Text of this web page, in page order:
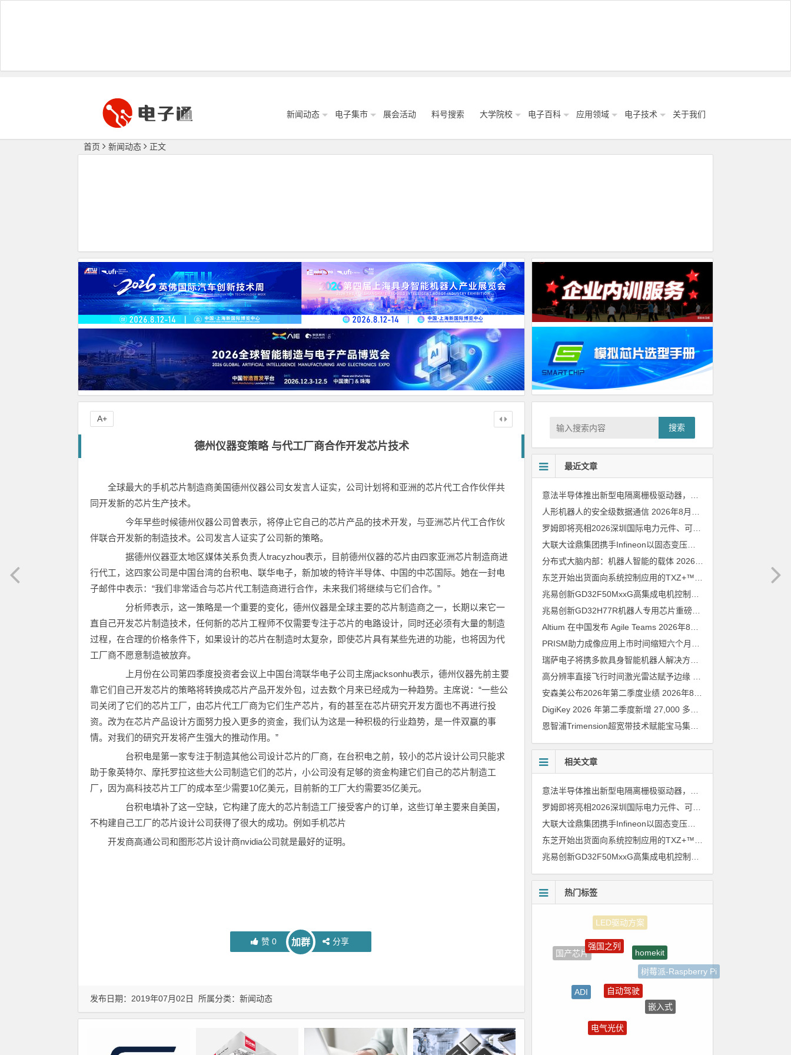
新闻动态 电子集市 展会活动 料号搜索 大学院校 电子百科 应用领域 电子技术 关于我们
首页 新闻动态 正文
德州仪器变策略 与代工厂商合作开发芯片技术
全球最大的手机芯片制造商美国德州仪器公司女发言人证实，公司计划将和亚洲的芯片代工合作伙伴共
同开发新的芯片生产技术。
今年早些时候德州仪器公司曾表示，将停止它自己的芯片产品的技术开发，与亚洲芯片代工合作伙
伴联合开发新的制造技术。公司发言人证实了公司新的策略。
据德州仪器亚太地区媒体关系负责人tracyzhou表示，目前德州仪器的芯片由四家亚洲芯片制造商进
行代工，这四家公司是中国台湾的台积电、联华电子，新加坡的特许半导体、中国的中芯国际。她在一封电
子邮件中表示：“我们非常适合与芯片代工制造商进行合作，未来我们将继续与它们合作。”
分析师表示，这一策略是一个重要的变化，德州仪器是全球主要的芯片制造商之一，长期以来它一
直自己开发芯片制造技术，任何新的芯片工程师不仅需要专注于芯片的电路设计，同时还必须有大量的制造
过程，在合理的价格条件下，如果设计的芯片在制造时太复杂，即使芯片具有某些先进的功能，也将因为代
工厂商不愿意制造被放弃。
上月份在公司第四季度投资者会议上中国台湾联华电子公司主席jacksonhu表示，德州仪器先前主要
靠它们自己开发芯片的策略将转换成芯片产品开发外包，过去数个月来已经成为一种趋势。主席说：“一些公
司关闭了它们的芯片工厂，由芯片代工厂商为它们生产芯片，有的甚至在芯片研究开发方面也不再进行投
资。改为在芯片产品设计方面努力投入更多的资金，我们认为这是一种积极的行业趋势，是一件双赢的事
情。对我们的研究开发将产生强大的推动作用。”
台积电是第一家专注于制造其他公司设计芯片的厂商，在台积电之前，较小的芯片设计公司只能求
助于象英特尔、摩托罗拉这些大公司制造它们的芯片，小公司没有足够的资金构建它们自己的芯片制造工
厂，因为高科技芯片工厂的成本至少需要10亿美元，目前新的工厂大约需要35亿美元。
台积电填补了这一空缺，它构建了庞大的芯片制造工厂接受客户的订单，这些订单主要来自美国，
不构建自己工厂的芯片设计公司获得了很大的成功。例如手机芯片
开发商高通公司和图形芯片设计商nvidia公司就是最好的证明。
赞0 加群 分享
A+
发布日期：2019年07月02日 所属分类： 新闻动态
搜索
最近文章
人形机器人的安全级数据通信 2026年8月8日
罗姆即将亮相2026深圳国际电力元件、可再生能源管理展览会暨研讨会
大联大诠鼎集团携手Infineon以固态变压器重构配电效率新标杆
分布式大脑内部：机器人智能的载体 2026年8月6日
兆易创新GD32H77R机器人专用芯片重磅亮相，精准赋能伺服驱动与关节控制
Altium 在中国发布 Agile Teams 2026年8月6日
安森美公布2026年第二季度业绩 2026年8月6日
恩智浦Trimension超宽带技术赋能宝马集团Digital Key Plus及生命体存在检测功能
相关文章
罗姆即将亮相2026深圳国际电力元件、可再生能源管理展览会暨研讨会
大联大诠鼎集团携手Infineon以固态变压器重构配电效率新标杆
热门标签
国产芯片
树莓派-Raspberry Pi
自动驾驶